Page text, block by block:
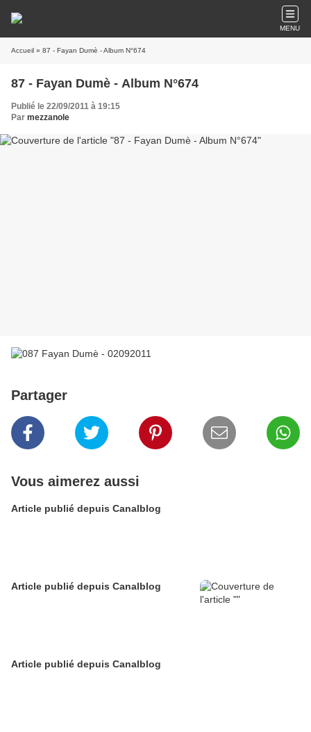
MENU
Accueil » 87 - Fayan Dumè - Album N°674
87 - Fayan Dumè - Album N°674
Publié le 22/09/2011 à 19:15
Par mezzanole
Partager
Vous aimerez aussi
Article publié depuis Canalblog
Article publié depuis Canalblog
Article publié depuis Canalblog